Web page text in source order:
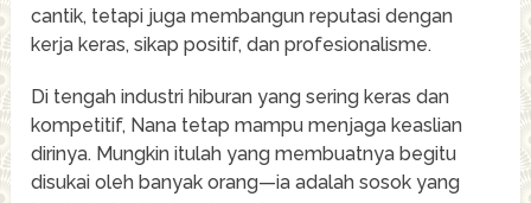
cantik, tetapi juga membangun reputasi dengan
kerja keras, sikap positif, dan profesionalisme.
Di tengah industri hiburan yang sering keras dan
kompetitif, Nana tetap mampu menjaga keaslian
dirinya. Mungkin itulah yang membuatnya begitu
disukai oleh banyak orang—ia adalah sosok yang